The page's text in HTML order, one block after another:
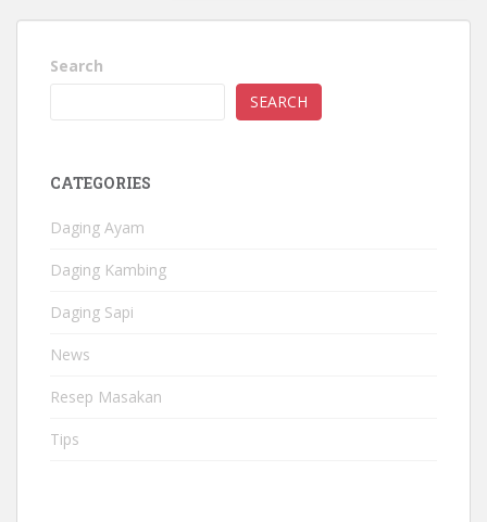
Search
SEARCH
CATEGORIES
Daging Ayam
Daging Kambing
Daging Sapi
News
Resep Masakan
Tips